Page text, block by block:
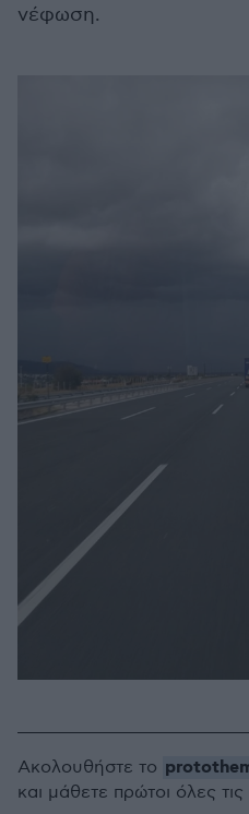
νέφωση.
Ακολουθήστε το
και μάθετε πρώτοι όλες τις